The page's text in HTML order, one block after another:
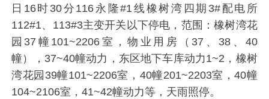
日16时30分116永隆#1线橡树湾四期3#配电所
112#1、113#3主变开关以下停电，范围：橡树湾花
园37幢101~2206室，物业用房（37、38、40
幢），37~40幢动力，东区地下车库动力1~2，橡树
湾花园39幢101~2206室，40幢201~2203室，40幢
104~2106室，41~42幢动力等，天雨照停。